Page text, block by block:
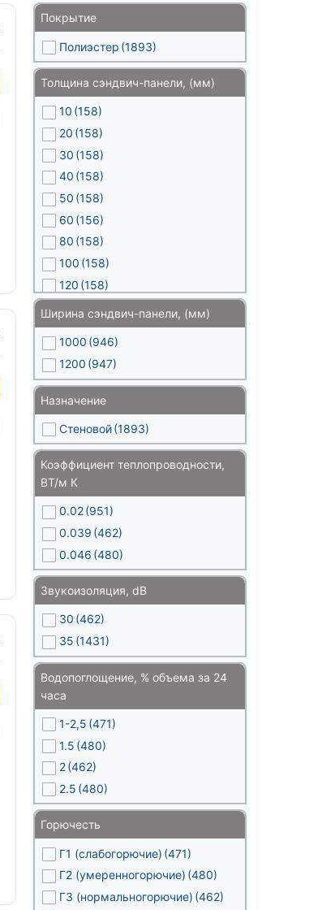
Покрытие
Полиэстер (1893)
Толщина сэндвич-панели, (мм)
10 (158)
20 (158)
30 (158)
40 (158)
50 (158)
60 (156)
80 (158)
100 (158)
120 (158)
180(80)
200 (157)
220 (40)
Ширина сэндвич-панели, (мм)
1000 (946)
1200 (947)
Назначение
Стеновой (1893)
Коэффициент теплопроводности,
ВТ/м К
0.02 (951)
0.039 (462)
0.046 (480)
Звукоизоляция, dB
30 (462)
35 (1431)
Водопоглощение, % объема за 24
часа
1-2,5 (471)
1.5 (480)
2 (462)
2.5 (480)
Горючесть
Г1 (слабогорючие) (471)
Г2 (умеренногорючие) (480)
Г3 (нормальногорючие) (462)